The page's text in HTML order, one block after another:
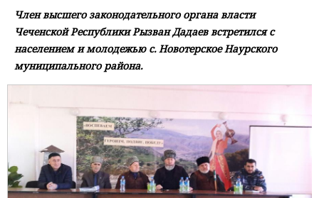
Член высшего законодательного органа власти
Чеченской Республики Рызван Дадаев встретился с
населением и молодежью с. Новотерское Наурского
муниципального района.